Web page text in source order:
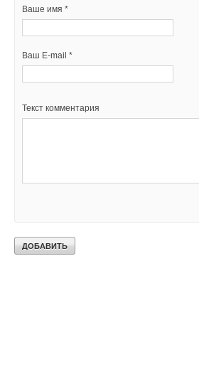
Ваше имя *
Ваш E-mail *
Текст комментария